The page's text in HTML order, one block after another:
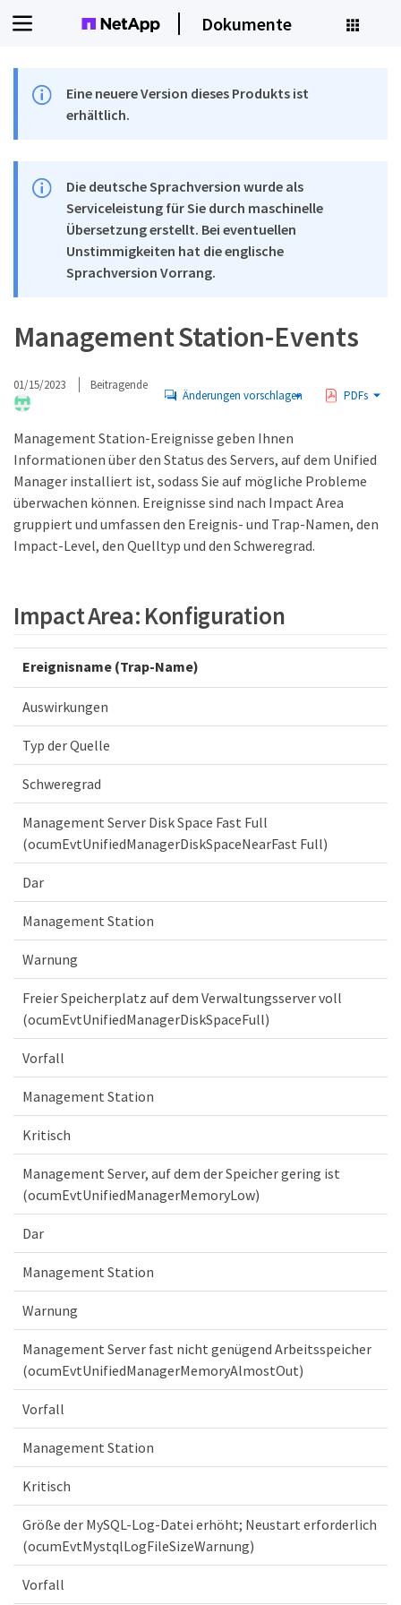
Dokumente
Eine neuere Version dieses Produkts ist
erhältlich.
Die deutsche Sprachversion wurde als
Serviceleistung für Sie durch maschinelle
Übersetzung erstellt. Bei eventuellen
Unstimmigkeiten hat die englische
Sprachversion Vorrang.
Management Station-Events
01/15/2023 Beitragende
Änderungen vorschlagen PDFs
Management Station-Ereignisse geben Ihnen
Informationen über den Status des Servers, auf dem Unified
Manager installiert ist, sodass Sie auf mögliche Probleme
überwachen können. Ereignisse sind nach Impact Area
gruppiert und umfassen den Ereignis- und Trap-Namen, den
Impact-Level, den Quelltyp und den Schweregrad.
Impact Area: Konfiguration
Ereignisname (Trap-Name)
Auswirkungen
Typ der Quelle
Schweregrad
Management Server Disk Space Fast Full
(ocumEvtUnifiedManagerDiskSpaceNearFast Full)
Dar
Management Station
Warnung
Freier Speicherplatz auf dem Verwaltungsserver voll
(ocumEvtUnifiedManagerDiskSpaceFull)
Vorfall
Management Station
Kritisch
Management Server, auf dem der Speicher gering ist
(ocumEvtUnifiedManagerMemoryLow)
Dar
Management Station
Warnung
Management Server fast nicht genügend Arbeitsspeicher
(ocumEvtUnifiedManagerMemoryAlmostOut)
Vorfall
Management Station
Kritisch
Größe der MySQL-Log-Datei erhöht; Neustart erforderlich
(ocumEvtMystqlLogFileSizeWarnung)
Vorfall